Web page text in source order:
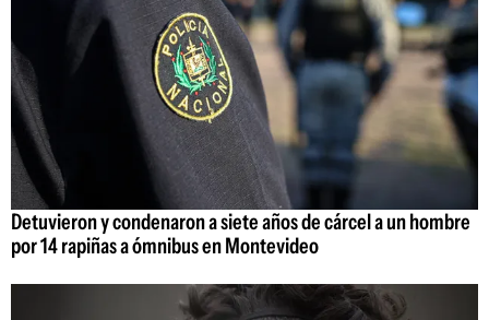
Detuvieron y condenaron a siete años de cárcel a un hombre
por 14 rapiñas a ómnibus en Montevideo